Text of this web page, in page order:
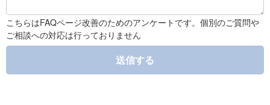
こちらはFAQページ改善のためのアンケートです。個別のご質問や
ご相談への対応は行っておりません
送信する